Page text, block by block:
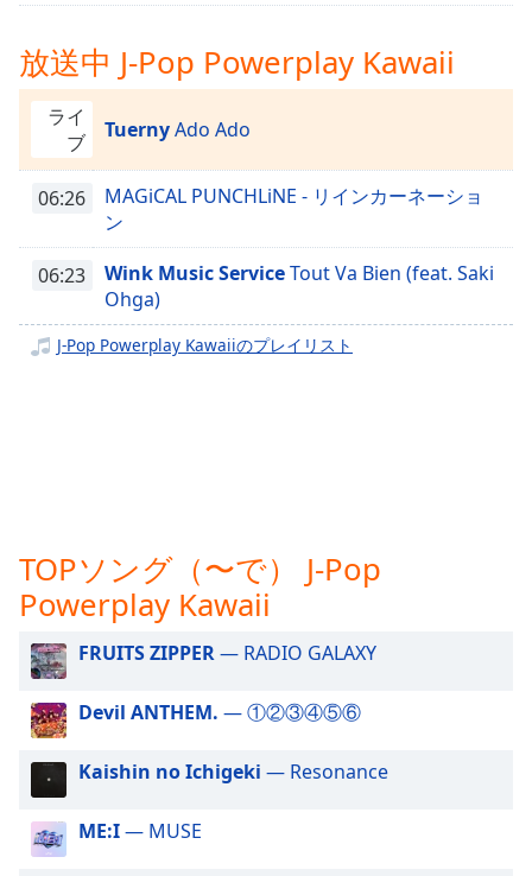
subtitles
settings
opens
subtitles
dialog
subtitles
selected
Audio
Track
modal
window.
Beginning
dialog
window.
cancel
and
close
放送中 J-Pop Powerplay Kawaii
ライ
ブ
TuernyAdo Ado
06:26
MAGiCAL PUNCHLiNE - リインカーネーショ
ン
06:23 Wink Music ServiceTout Va Bien (feat. Saki
Ohga)
J-Pop Powerplay Kawaiiのプレイリスト
TOPソング（〜で） J-Pop
Powerplay Kawaii
FRUITS ZIPPER— RADIO GALAXY
Devil ANTHEM. — ①②③④⑤⑥
Kaishin no Ichigeki — Resonance
ME:I— MUSE